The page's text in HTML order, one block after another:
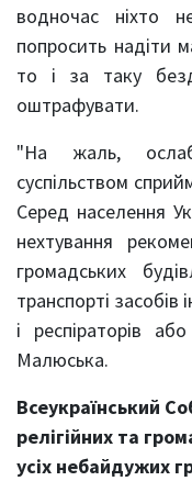
водночас ніхто
попросить надіти
то і за таку
оштрафувати.
"На жаль,
суспільством
Серед населення
нехтування
громадських
транспорті засобів
і респіраторів
Малюська.
Всеукраїнський
релігійних та
усіх небайдужих